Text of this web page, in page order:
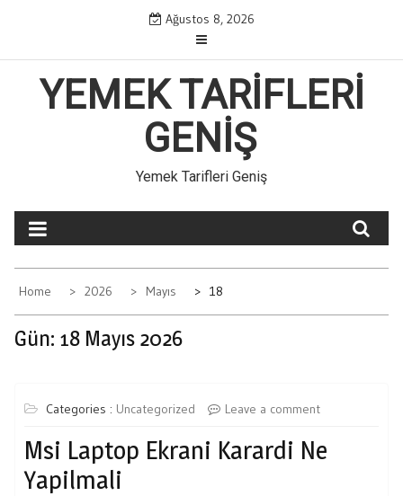
Ağustos 8, 2026
YEMEK TARIFLERI
GENIŞ
Yemek Tarifleri Geniş
Home 2026 Mayıs 18
Gün: 18 Mayıs 2026
Categories : Uncategorized Leave a comment
Msi Laptop Ekrani Karardi Ne
Yapilmali